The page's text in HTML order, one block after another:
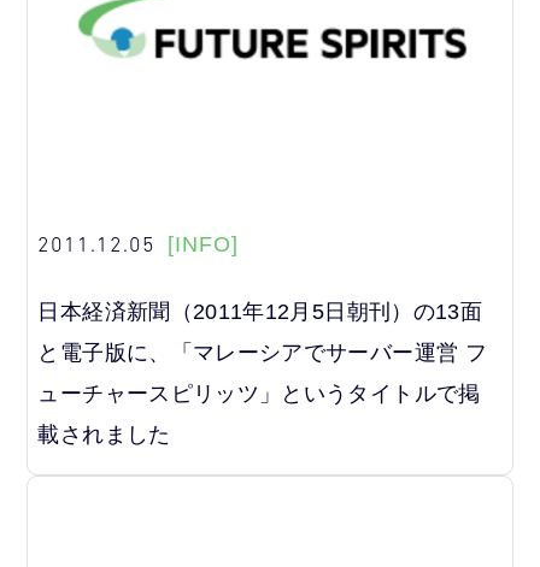
2011.12.05 [INFO]
日本経済新聞（2011年12月5日朝刊）の13面
と電子版に、「マレーシアでサーバー運営 フ
ューチャースピリッツ」というタイトルで掲
載されました